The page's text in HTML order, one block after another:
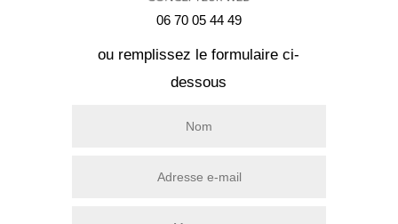
06 70 05 44 49
ou remplissez le formulaire ci-
dessous